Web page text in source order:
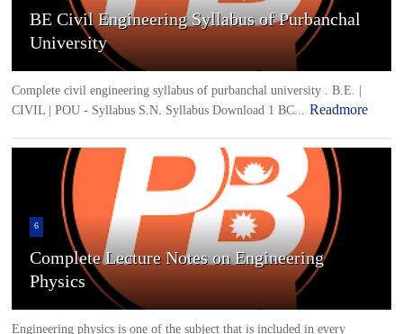
University
Complete civil engineering syllabus of purbanchal university . B.E. |
CIVIL | POU - Syllabus S.N. Syllabus Download 1 BC... Readmore
Complete Lecture Notes on Engineering
Physics
Engineering physics is one of the subject that is included in every
engineering field that may be Civil,Electrical and electronics.Here is ...